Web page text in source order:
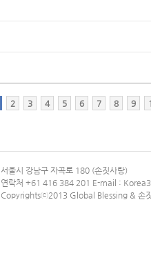
2 3 4 5 6 7 8 9
서울시 강남구 자곡로 180 (손짓사랑)
연락처 +61 416 384 201 E-mail :
Copyrightsⓒ2013 Global Blessing & 손